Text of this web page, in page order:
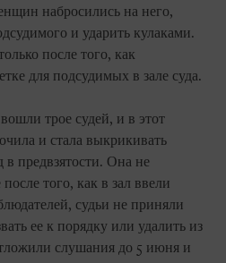
набросились на него,
и ударить кулаками.
после того, как
для подсудимых в зале суда.
трое судей, и в этот
и стала выкрикивать
в предвзятости. Она не
того, как в зал ввели
судьи не приняли
ее к порядку или удалить из
слушания до 5 июня и